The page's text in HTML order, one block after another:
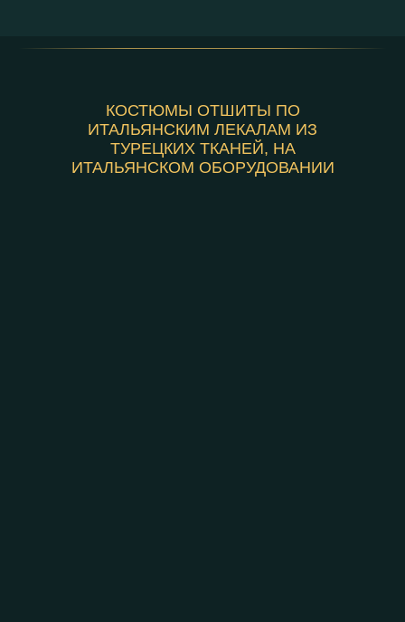
КОСТЮМЫ ОТШИТЫ ПО
ИТАЛЬЯНСКИМ ЛЕКАЛАМ ИЗ
ТУРЕЦКИХ ТКАНЕЙ, НА
ИТАЛЬЯНСКОМ ОБОРУДОВАНИИ